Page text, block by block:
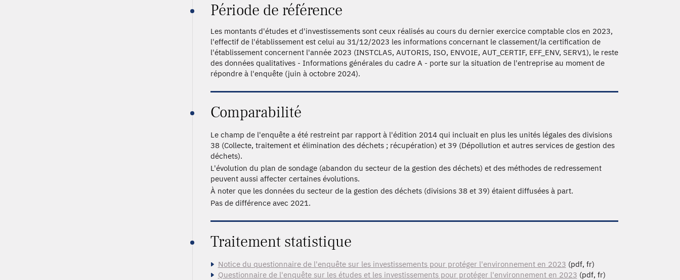
Période de référence
Les montants d'études et d'investissements sont ceux réalisés au cours du dernier exercice comptable clos en 2023,
l'effectif de l'établissement est celui au 31/12/2023 les informations concernant le classement/la certification de
l'établissement concernent l'année 2023 (INSTCLAS, AUTORIS, ISO, ENVOIE, AUT_CERTIF, EFF_ENV, SERV1), le reste
des données qualitatives - Informations générales du cadre A - porte sur la situation de l'entreprise au moment de
répondre à l'enquête (juin à octobre 2024).
Comparabilité
Le champ de l'enquête a été restreint par rapport à l'édition 2014 qui incluait en plus les unités légales des divisions
38 (Collecte, traitement et élimination des déchets ; récupération) et 39 (Dépollution et autres services de gestion des
déchets).
L'évolution du plan de sondage (abandon du secteur de la gestion des déchets) et des méthodes de redressement
peuvent aussi affecter certaines évolutions.
À noter que les données du secteur de la gestion des déchets (divisions 38 et 39) étaient diffusées à part.
Pas de différence avec 2021.
Traitement statistique
Notice du questionnaire de l'enquête sur les investissements pour protéger l'environnement en 2023 (pdf, fr)
Questionnaire de l'enquête sur les études et les investissements pour protéger l'environnement en 2023 (pdf, fr)